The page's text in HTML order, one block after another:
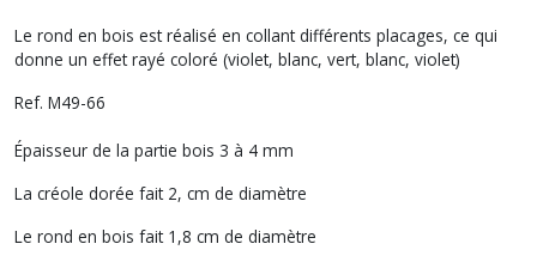
Le rond en bois est réalisé en collant différents placages, ce qui
donne un effet rayé coloré (violet, blanc, vert, blanc, violet)
Ref. M49-66
Épaisseur de la partie bois 3 à 4 mm
La créole dorée fait 2, cm de diamètre
Le rond en bois fait 1,8 cm de diamètre